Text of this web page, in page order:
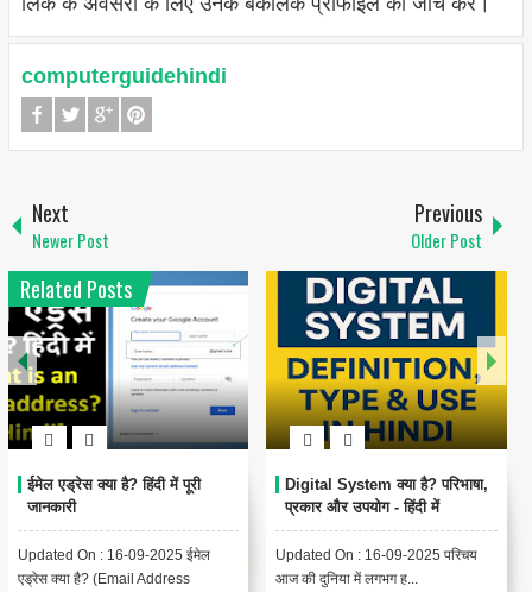
computerguidehindi
Next
Newer Post
Previous
Older Post
Related Posts 1
Encoding Meaning in Hindi |
एन्कोडिंग का मतलब और उपयोग
Updated On : 13-09-2025
Encoding Meaning in Hindi |
थंबनेल क्या है? | Thumbnail
Meaning in Hindi (YouTube
& Computer Example)
{ "@context": "https://schema.org",